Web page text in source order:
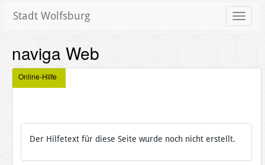
Toggle
Stadt Wolfsburg
naviga Web
Online-Hilfe
Der Hilfetext für diese Seite wurde noch nicht erstellt.